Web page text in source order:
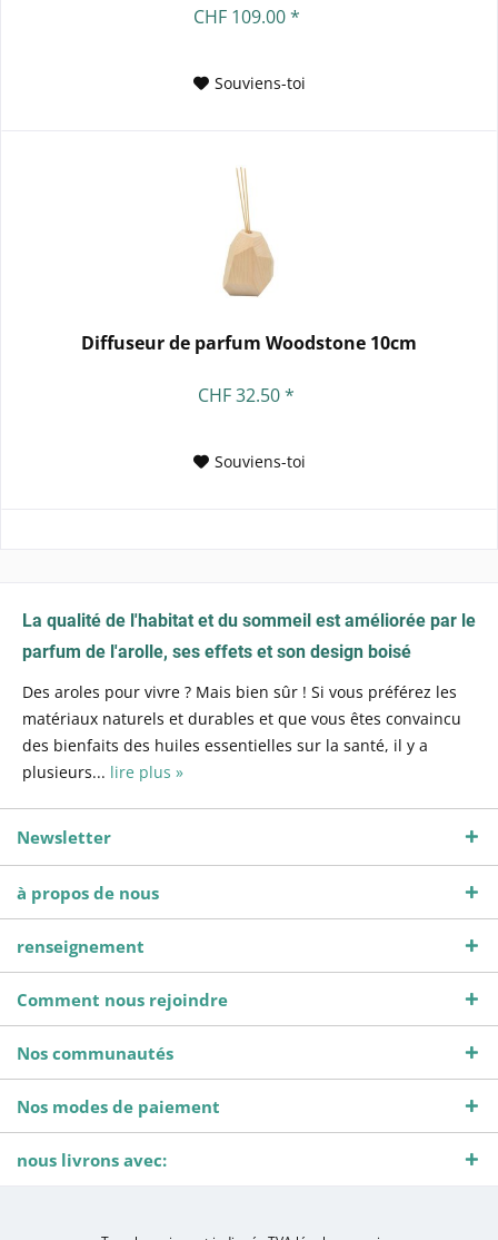
CHF 109.00 *
Souviens-toi
Diffuseur de parfum Woodstone 10cm
CHF 32.50 *
Souviens-toi
La qualité de l'habitat et du sommeil est améliorée par le
parfum de l'arolle, ses effets et son design boisé
Des aroles pour vivre ? Mais bien sûr ! Si vous préférez les
matériaux naturels et durables et que vous êtes convaincu
des bienfaits des huiles essentielles sur la santé, il y a
plusieurs... lire plus »
Newsletter
à propos de nous
renseignement
Comment nous rejoindre
Nos communautés
Nos modes de paiement
nous livrons avec: